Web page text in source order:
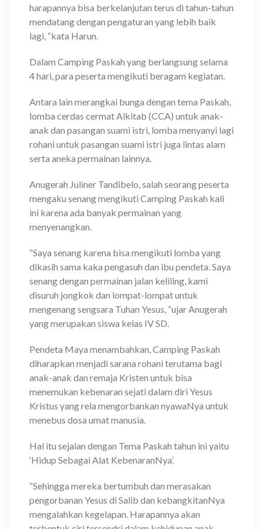
harapannya bisa berkelanjutan terus di tahun-tahun
mendatang dengan pengaturan yang lebih baik
lagi, “kata Harun.
Dalam Camping Paskah yang berlangsung selama
4 hari, para peserta mengikuti beragam kegiatan.
Antara lain merangkai bunga dengan tema Paskah,
lomba cerdas cermat Alkitab (CCA) untuk anak-
anak dan pasangan suami istri, lomba menyanyi lagi
rohani untuk pasangan suami istri juga lintas alam
serta aneka permainan lainnya.
Anugerah Juliner Tandibelo, salah seorang peserta
mengaku senang mengikuti Camping Paskah kali
ini karena ada banyak permainan yang
menyenangkan.
“Saya senang karena bisa mengikuti lomba yang
dikasih sama kaka pengasuh dan ibu pendeta. Saya
senang dengan permainan jalan keliling, kami
disuruh jongkok dan lompat-lompat untuk
mengenang sengsara Tuhan Yesus, “ujar Anugerah
yang merupakan siswa kelas IV SD.
Pendeta Maya menambahkan, Camping Paskah
diharapkan menjadi sarana rohani terutama bagi
anak-anak dan remaja Kristen untuk bisa
menemukan kebenaran sejati dalam diri Yesus
Kristus yang rela mengorbankan nyawaNya untuk
menebus dosa umat manusia.
Hal itu sejalan dengan Tema Paskah tahun ini yaitu
‘Hidup Sebagai Alat KebenaranNya’.
“Sehingga mereka bertumbuh dan merasakan
pengorbanan Yesus di Salib dan kebangkitanNya
mengalahkan kegelapan. Harapannya akan